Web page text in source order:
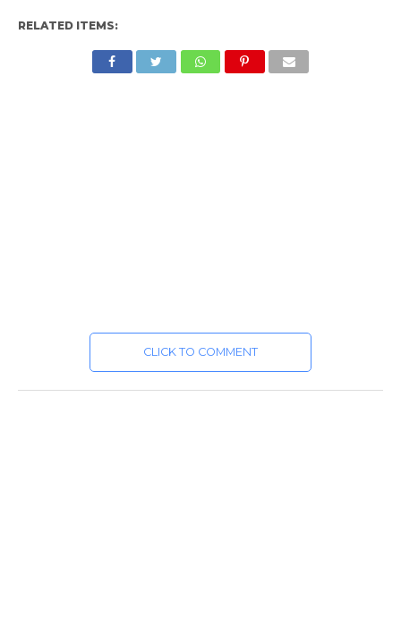
RELATED ITEMS:
CLICK TO COMMENT